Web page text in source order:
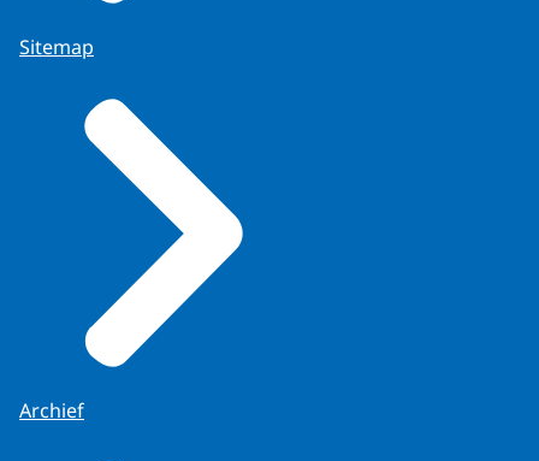
Sitemap
Archief